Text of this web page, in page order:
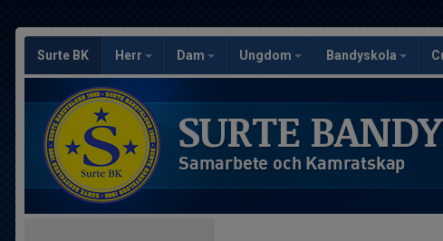
Surte BK Herr Dam Ungdom Bandyskola
SURTE
Samarbete och Kamratskap